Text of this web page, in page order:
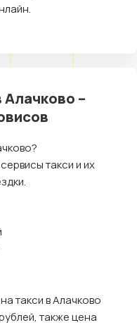
Алачково –
такси и их
такси в Алачково
также цена